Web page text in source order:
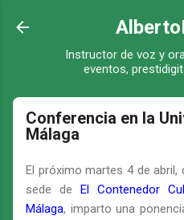
Ir al
Instructor de voz y
eventos,
Conferencia en la
Málaga
El próximo martes 4 de abril,
sede de El Contenedor
Málaga, imparto una